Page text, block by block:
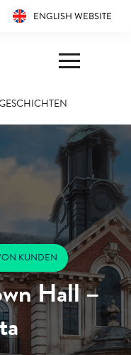
ENGLISH WEBSITE
KUNDEN
Hall –